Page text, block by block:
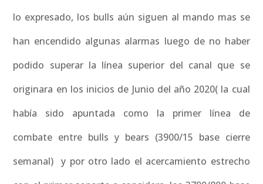
lo expresado, los bulls aún siguen al mando mas se
han encendido algunas alarmas luego de no haber
podido superar la línea superior del canal que se
originara en los inicios de Junio del año 2020( la cual
había sido apuntada como la primer línea de
combate entre bulls y bears (3900/15 base cierre
semanal) y por otro lado el acercamiento estrecho